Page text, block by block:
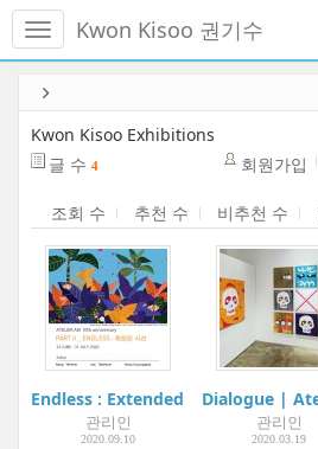
메
토
Kwon Kisoo 권기수
Kwon Kisoo Exhibitions
글 수 4 회원가입
조회 수 추천 수 비추천 수
Endless : Extended sight | Atelier
관리인
2020.09.10
Dialogue |
관리인
2020.03.19